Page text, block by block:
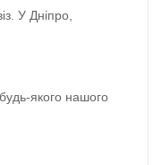
У Дніпро,
якого нашого